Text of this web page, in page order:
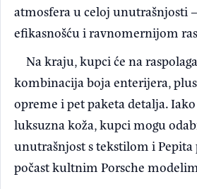
atmosfera u celoj unutrašnjosti
efikasnošću i ravnomernijom
Na kraju, kupci će na
kombinacija boja enterijera,
opreme i pet paketa detalja.
luksuzna koža, kupci mogu
unutrašnjost s tekstilom i
počast kultnim Porsche